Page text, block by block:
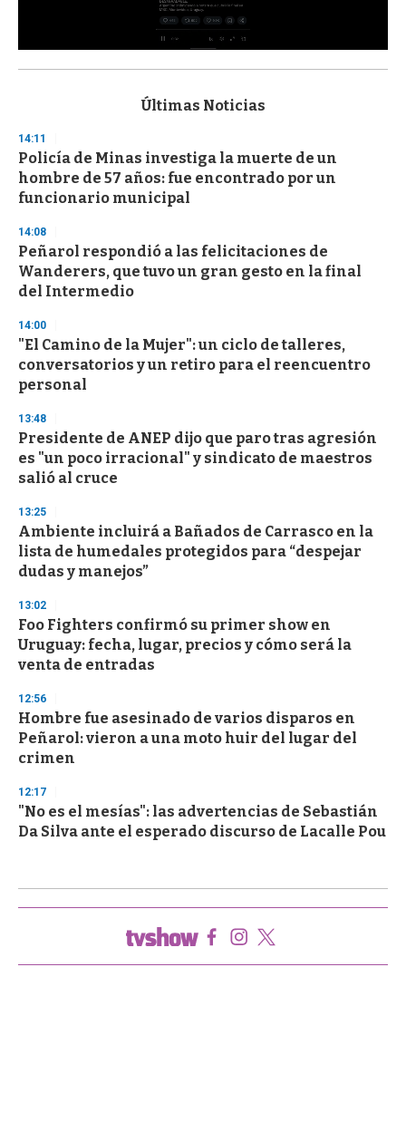
s
d
s
o
f
3
s
e
c
o
n
s
Últimas Noticias
14:11
Policía de Minas investiga la muerte de un
hombre de 57 años: fue encontrado por un
funcionario municipal
14:08
Peñarol respondió a las felicitaciones de
Wanderers, que tuvo un gran gesto en la final
del Intermedio
14:00
"El Camino de la Mujer": un ciclo de talleres,
conversatorios y un retiro para el reencuentro
personal
13:48
Presidente de ANEP dijo que paro tras agresión
es "un poco irracional" y sindicato de maestros
salió al cruce
13:25
Ambiente incluirá a Bañados de Carrasco en la
lista de humedales protegidos para “despejar
dudas y manejos”
13:02
Foo Fighters confirmó su primer show en
Uruguay: fecha, lugar, precios y cómo será la
venta de entradas
12:56
Hombre fue asesinado de varios disparos en
Peñarol: vieron a una moto huir del lugar del
crimen
12:17
"No es el mesías": las advertencias de Sebastián
Da Silva ante el esperado discurso de Lacalle Pou